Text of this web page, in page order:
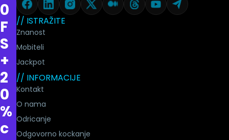
0
F
S
+
2
0
%
c
// ISTRAŽITE
Znanost
Mobiteli
Jackpot
// INFORMACIJE
Kontakt
O nama
Odricanje
Odgovorno kockanje